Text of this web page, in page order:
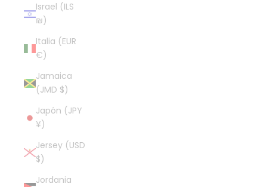
Israel (ILS
₪)
Italia (EUR
€)
Jamaica
(JMD $)
Japón (JPY
¥)
Jersey (USD
$)
Jordania